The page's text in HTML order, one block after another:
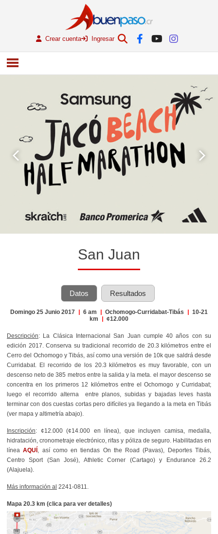
Crear cuenta Ingresar
San Juan
Datos Resultados
Domingo 25 Junio 2017 | 6 am | Ochomogo-Curridabat-Tibás | 10-21
km
| ¢12.000
Descripción: La Clásica Internacional San Juan cumple 40 años con su
edición 2017. Conserva su tradicional recorrido de 20.3 kilómetros entre el
Cerro del Ochomogo y Tibás, así como una versión de 10k que saldrá desde
Curridabat. El recorrido de los 20.3 kilómetros es muy favorable, con un
descenso neto de 385 metros entre la salida y la meta. el mayor descenso se
concentra en los primeros 12 kilómetros entre el Ochomogo y Curridabat;
luego el recorrido alterna entre planos, subidas y bajadas leves hasta
terminar con dos cuestas cortas pero difíciles ya llegando a la meta en Tibás
(ver mapa y altimetría abajo).
Inscripción: ¢12.000 (¢14.000 en línea), que incluyen camisa, medalla,
hidratación, cronometraje electrónico, rifas y póliza de seguro. Habilitadas en
líneaAQUÍ , así como en tiendas On the Road (Pavas), Deportes Tibás,
Centro Sport (San José), Athletic Corner (Cartago) y Endurance 26.2
(Alajuela).
Más información al 2241-0811.
Mapa 20.3 km (clica para ver detalles)